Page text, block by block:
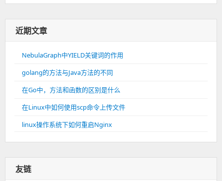
近期文章
NebulaGraph中YIELD关键词的作用
golang的方法与Java方法的不同
在Go中，方法和函数的区别是什么
在Linux中如何使用scp命令上传文件
linux操作系统下如何重启Nginx
友链